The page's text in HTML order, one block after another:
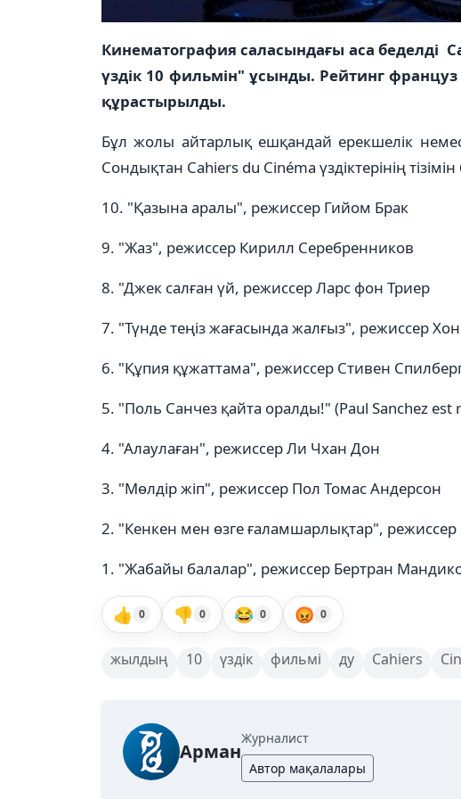
Кинематография саласындағы аса
үздік 10 фильмін" ұсынды. Рейтинг
құрастырылды.
Бұл жолы айтарлық ешқандай ерекшелік
Сондықтан Cahiers du Cinéma үздіктерінің
10. "Қазына аралы", режиссер Гийом Брак
9. "Жаз", режиссер Кирилл Серебренников
8. "Джек салған үй, режиссер Ларс фон Триер
7. "Түнде теңіз жағасында жалғыз", режиссер
6. "Құпия құжаттама", режиссер Стивен
5. "Поль Санчез қайта оралды!" (Paul Sanchez
4. "Алаулаған", режиссер Ли Чхан Дон
3. "Мөлдір жіп", режиссер Пол Томас Андерсон
2. "Кенкен мен өзге ғаламшарлықтар",
1. "Жабайы балалар", режиссер Бертран
👍 0 👎 0 😂 0 😡 0
жылдың 10 үздік фильмі ду Cahiers
Арман
Журналист
Автор мақалалары